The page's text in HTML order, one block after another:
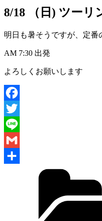
8/18 （日) ツーリ
明日も暑そうですが、定
AM 7:30 出発
よろしくお願いします
Facebook
Twitter
Line
Gmail